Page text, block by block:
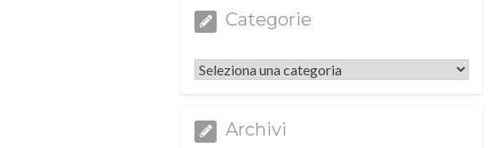
Categorie
Categorie
Archivi